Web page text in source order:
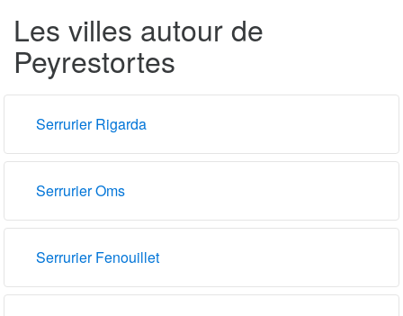
Les villes autour de
Peyrestortes
Serrurier Rigarda
Serrurier Oms
Serrurier Fenouillet